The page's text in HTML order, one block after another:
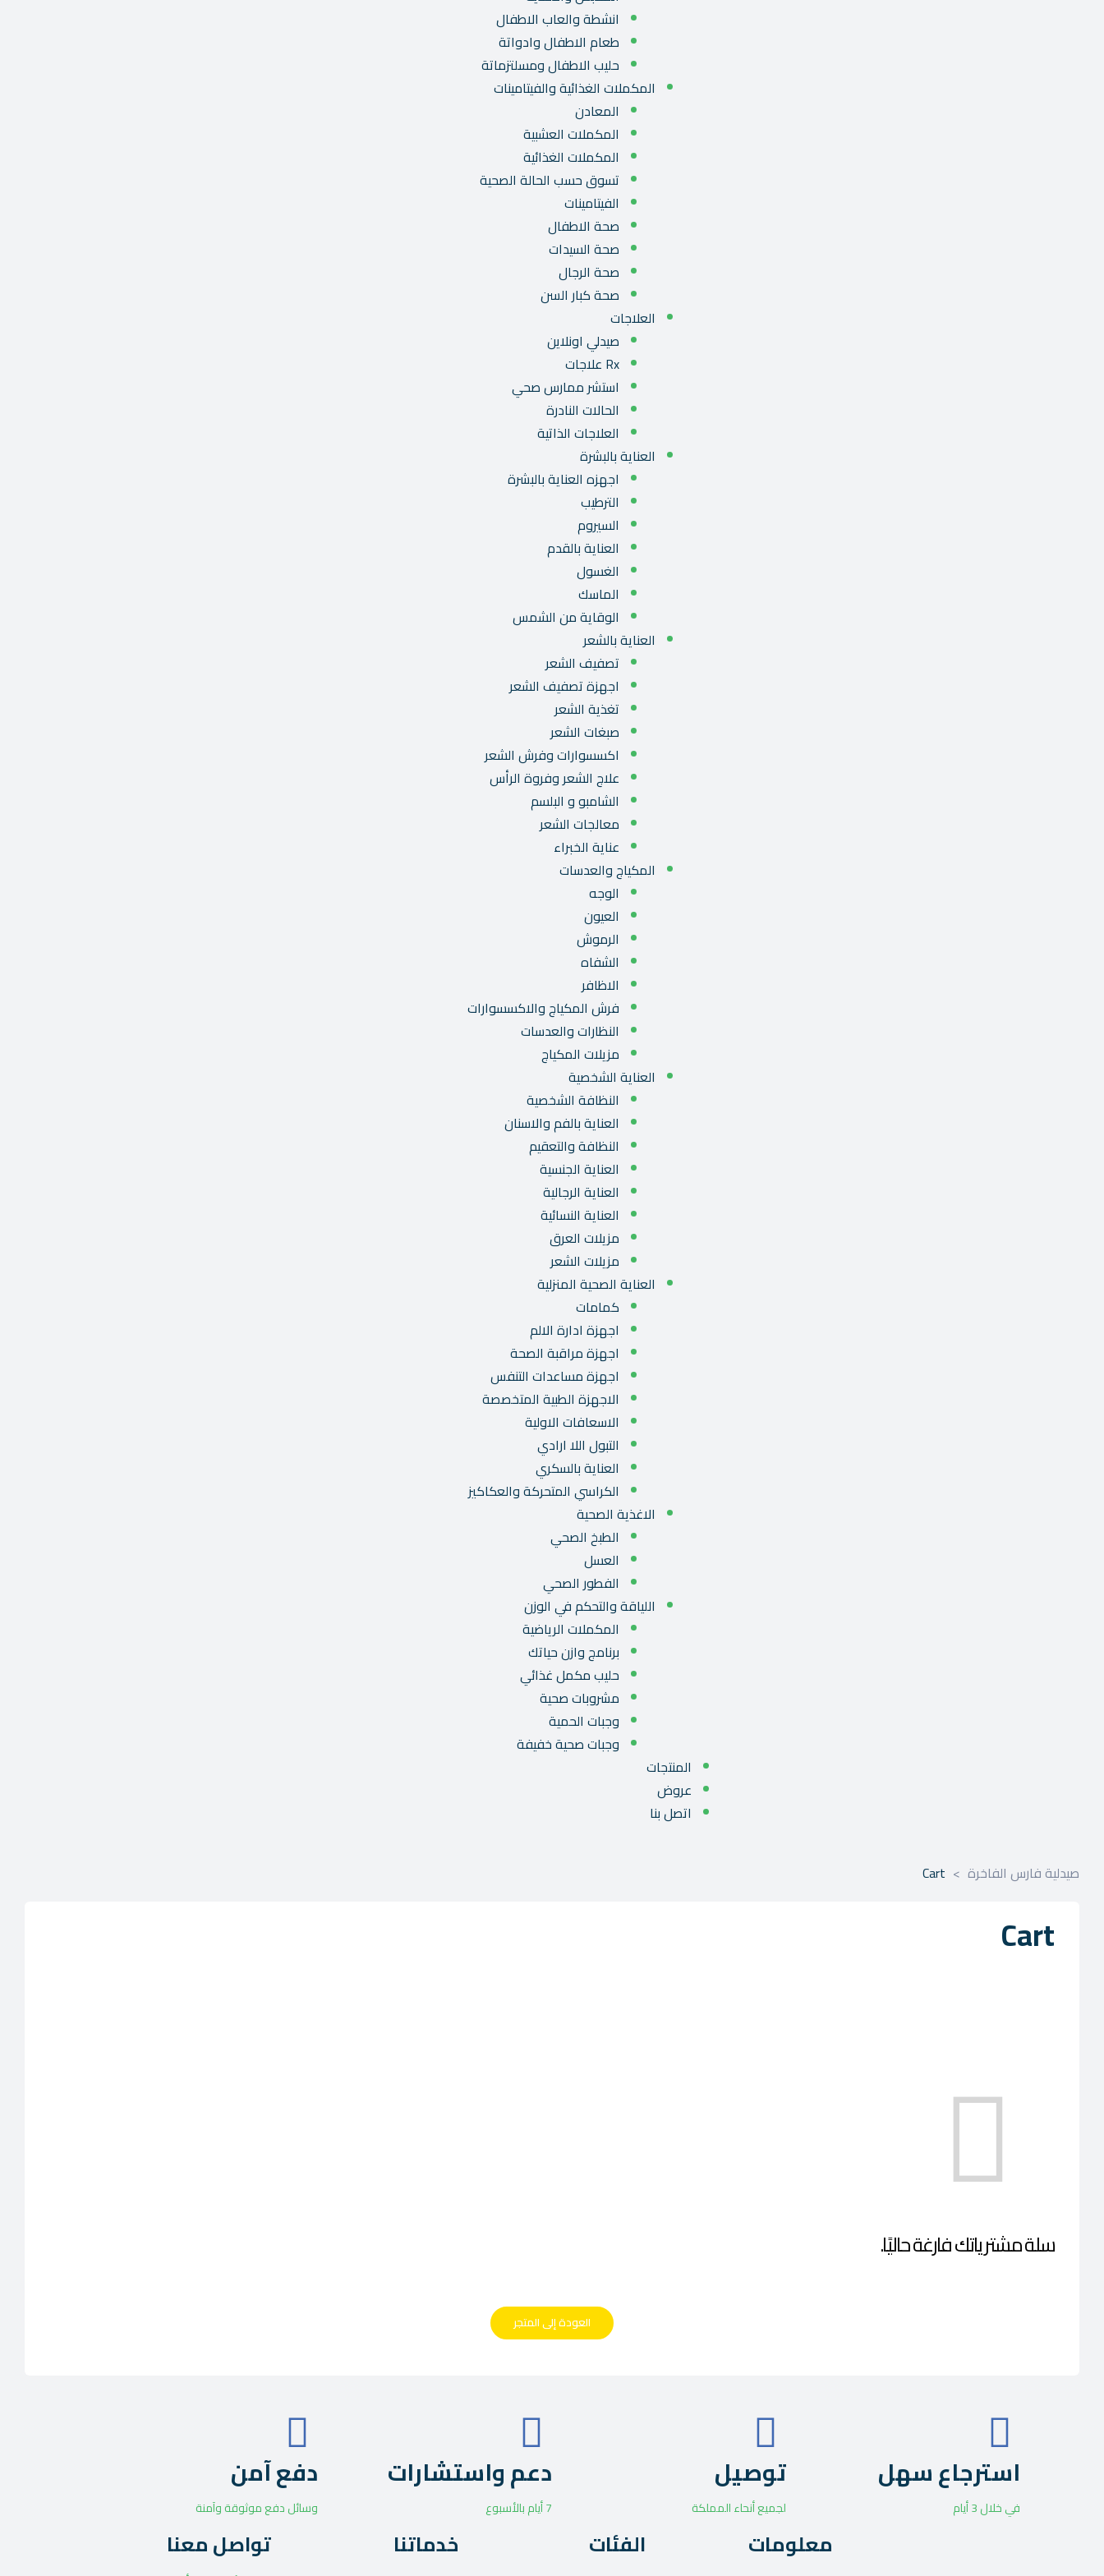
انشطة والعاب الاطفال
طعام الاطفال وادواتة
حليب الاطفال ومسلتزماتة
المكملات الغذائية والفيتامينات
المعادن
المكملات العشبية
المكملات الغذائية
تسوق حسب الحالة الصحية
الفيتامينات
صحة الاطفال
صحة السيدات
صحة الرجال
صحة كبار السن
العلاجات
صيدلي اونلاين
Rx علاجات
استشر ممارس صحي
الحالات النادرة
العلاجات الذاتية
العناية بالبشرة
اجهزه العناية بالبشرة
الترطيب
السيروم
العناية بالقدم
الغسول
الماسك
الوقاية من الشمس
العناية بالشعر
تصفيف الشعر
اجهزة تصفيف الشعر
تغذية الشعر
صبغات الشعر
اكسسوارات وفرش الشعر
علاج الشعر وفروة الرأس
الشامبو و البلسم
معالجات الشعر
عناية الخبراء
المكياج والعدسات
الوجه
العيون
الرموش
الشفاه
الاظافر
فرش المكياج والاكسسوارات
النظارات والعدسات
مزيلات المكياج
العناية الشخصية
النظافة الشخصية
العناية بالفم والاسنان
النظافة والتعقيم
العناية الجنسية
العناية الرجالية
العناية النسائية
مزيلات العرق
مزيلات الشعر
العناية الصحية المنزلية
كمامات
اجهزة ادارة الالم
اجهزة مراقبة الصحة
اجهزة مساعدات التنفس
الاجهزة الطبية المتخصصة
الاسعافات الاولية
التبول اللا ارادي
العناية بالسكري
الكراسي المتحركة والعكاكيز
الاغذية الصحية
الطبخ الصحي
العسل
الفطور الصحي
اللياقة والتحكم في الوزن
المكملات الرياضية
برنامج وازن حياتك
حليب مكمل غذائي
مشروبات صحية
وجبات الحمية
وجبات صحية خفيفة
المنتجات
عروض
اتصل بنا
صيدلية فارس الفاخرة >
Cart
Cart
سلة مشترياتك فارغة حاليًا.
العودة إلى المتجر
استرجاع سهل
في خلال 3 أيام
توصيل
لجميع أنحاء المملكة
دعم واستشارات
7 أيام بالأسبوع
دفع آمن
وسائل دفع موثوقة وآمنة
معلومات الفئات خدماتنا تواصل معنا